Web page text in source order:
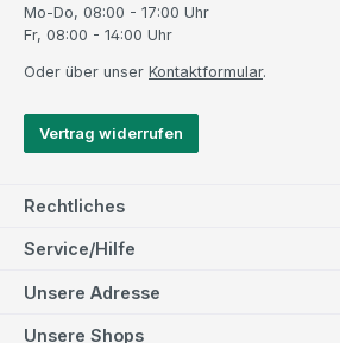
Mo-Do, 08:00 - 17:00 Uhr
Fr, 08:00 - 14:00 Uhr
Oder über unser Kontaktformular.
Vertrag widerrufen
Rechtliches
Service/Hilfe
Unsere Adresse
Unsere Shops